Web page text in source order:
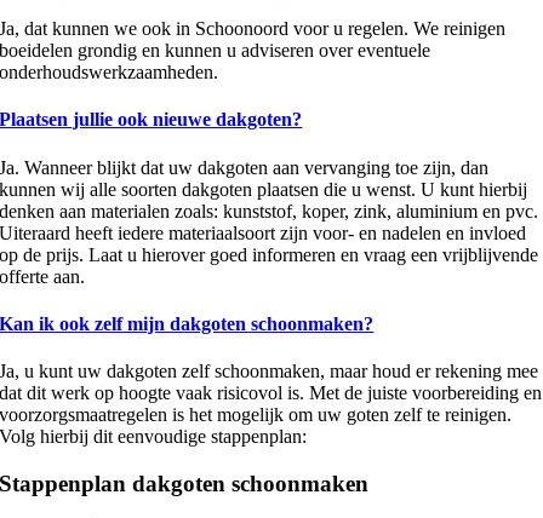
Ja, dat kunnen we ook in Schoonoord voor u regelen. We reinigen
boeidelen grondig en kunnen u adviseren over eventuele
onderhoudswerkzaamheden.
Plaatsen jullie ook nieuwe dakgoten?
Ja. Wanneer blijkt dat uw dakgoten aan vervanging toe zijn, dan
kunnen wij alle soorten dakgoten plaatsen die u wenst. U kunt hierbij
denken aan materialen zoals: kunststof, koper, zink, aluminium en pvc.
Uiteraard heeft iedere materiaalsoort zijn voor- en nadelen en invloed
op de prijs. Laat u hierover goed informeren en vraag een vrijblijvende
offerte aan.
Kan ik ook zelf mijn dakgoten schoonmaken?
Ja, u kunt uw dakgoten zelf schoonmaken, maar houd er rekening mee
dat dit werk op hoogte vaak risicovol is. Met de juiste voorbereiding en
voorzorgsmaatregelen is het mogelijk om uw goten zelf te reinigen.
Volg hierbij dit eenvoudige stappenplan:
Stappenplan dakgoten schoonmaken